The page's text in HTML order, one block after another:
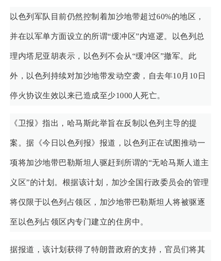
以色列军队目前仍然控制着加沙地带超过60%的地区，
并在以军单方面设立的所谓“缓冲区”内巡逻。以色列总
理内塔尼亚胡表示，以色列不会从“缓冲区”撤军。此
外，以色列持续对加沙地带发动空袭，自去年10月10日
停火协议生效以来已造成至少1000人死亡。
《卫报》指出，哈马斯此举旨在反制以色列主导的提
案。据《今日以色列报》报道，以色列正在试图推动一
项将加沙地带巴勒斯坦人驱赶到所谓的“无哈马斯人道主
义区”的计划。根据该计划，加沙全国行政委员会的管理
将仅限于以色列占领区，加沙地带巴勒斯坦人将被驱逐
至以色列占领区内专门建立的住房中。
据报道，该计划获得了特朗普政府的支持，官员们将其